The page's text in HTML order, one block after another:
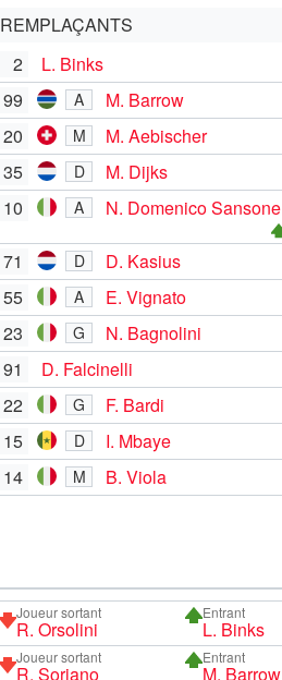
REMPLAÇANTS
2
L. Binks
99 A M. Barrow
20 M M. Aebischer
35 D M. Dijks
10 A N. Domenico Sansone
71 D
D. Kasius
55
A
E. Vignato
23
G
N. Bagnolini
91
D. Falcinelli
22
G
F. Bardi
15
D
I. Mbaye
14
M B. Viola
Joueur sortant
R. Orsolini
Entrant
L. Binks
Joueur sortant
R. Soriano
Entrant
M. Barrow